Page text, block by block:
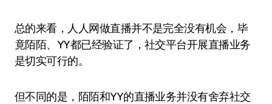
总的来看，人人网做直播并不是完全没有机会，毕
竟陌陌、YY都已经验证了，社交平台开展直播业务
是切实可行的。
但不同的是，陌陌和YY的直播业务并没有舍弃社交